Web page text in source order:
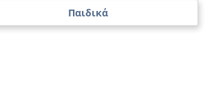
Παιδικά